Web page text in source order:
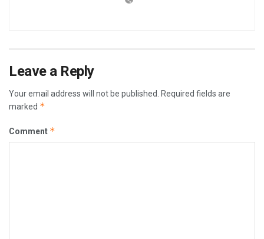
Leave a Reply
Your email address will not be published.
Required fields are
marked *
Comment *